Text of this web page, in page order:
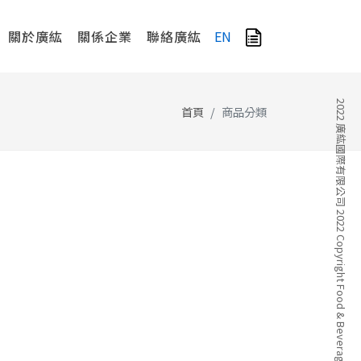
關於廣紘 關係企業 聯絡廣紘 EN
首頁 商品分類 2022 廣紘國際有限公司 2022 Copyright Food & Beverage Company